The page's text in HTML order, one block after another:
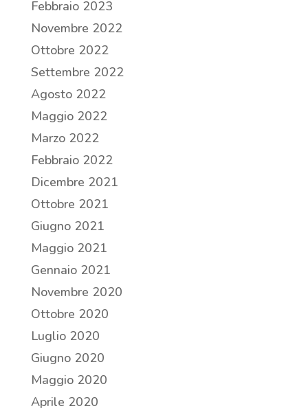
Febbraio 2023
Novembre 2022
Ottobre 2022
Settembre 2022
Agosto 2022
Maggio 2022
Marzo 2022
Febbraio 2022
Dicembre 2021
Ottobre 2021
Giugno 2021
Maggio 2021
Gennaio 2021
Novembre 2020
Ottobre 2020
Luglio 2020
Giugno 2020
Maggio 2020
Aprile 2020